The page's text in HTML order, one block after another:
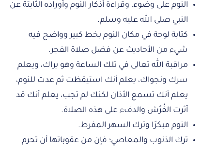
النوم على وضوء، وقراءة أذكار النوم وأوراده الثابتة عن
النبي صلى الله عليه وسلم.
كتابة لوحة في مكان النوم بخط كبير وواضح فيه
شيء من الأحاديث عن فضل صلاة الفجر.
مراقبة الله تعالى في تلك الساعة وهو يراك، ويعلم
سرك ونجواك، يعلم أنك استيقظت ثم عدت للنوم،
يعلم أنك تسمع الأذان لكنك لم تجب، يعلم أنك قد
آثرت الفُرُش والدفء على هذه الصلاة.
النوم مبكرًا وترك السهر المفرط.
ترك الذنوب والمعاصي؛ فإن من عقوباتها أن تحرم